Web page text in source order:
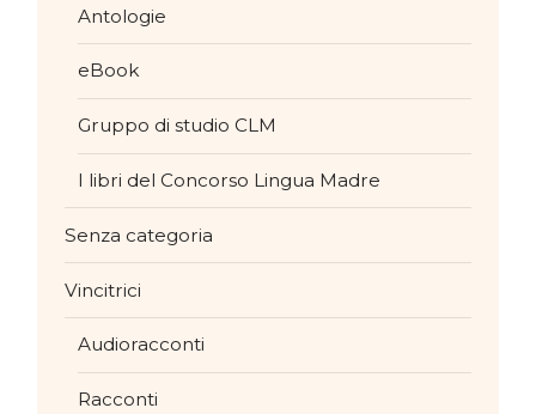
Antologie
eBook
Gruppo di studio CLM
I libri del Concorso Lingua Madre
Senza categoria
Vincitrici
Audioracconti
Racconti